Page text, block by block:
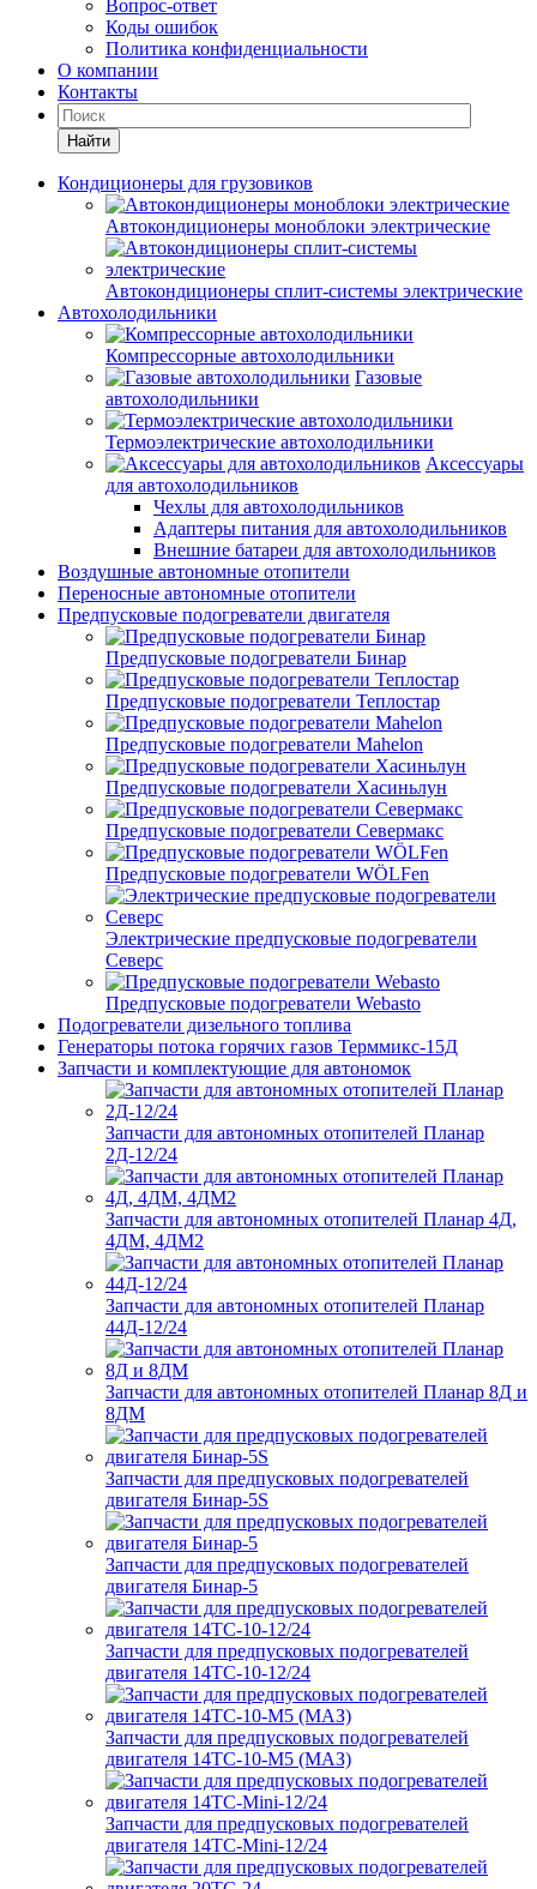
Вопрос-ответ
Коды ошибок
Политика конфиденциальности
О компании
Контакты
Найти
Кондиционеры для грузовиков
Автокондиционеры моноблоки электрические
Автокондиционеры сплит-системы электрические
Автохолодильники
Компрессорные автохолодильники
Газовые
автохолодильники
Термоэлектрические автохолодильники
Аксессуары
для автохолодильников
Чехлы для автохолодильников
Адаптеры питания для автохолодильников
Внешние батареи для автохолодильников
Воздушные автономные отопители
Переносные автономные отопители
Предпусковые подогреватели двигателя
Предпусковые подогреватели Бинар
Предпусковые подогреватели Теплостар
Предпусковые подогреватели Mahelon
Предпусковые подогреватели Хасиньлун
Предпусковые подогреватели Севермакс
Предпусковые подогреватели WÖLFen
Электрические предпусковые подогреватели
Северс
Предпусковые подогреватели Webasto
Подогреватели дизельного топлива
Генераторы потока горячих газов Терммикс-15Д
Запчасти и комплектующие для автономок
Запчасти для автономных отопителей Планар
2Д-12/24
Запчасти для автономных отопителей Планар 4Д,
4ДМ, 4ДМ2
Запчасти для автономных отопителей Планар
44Д-12/24
Запчасти для автономных отопителей Планар 8Д и
8ДМ
Запчасти для предпусковых подогревателей
двигателя Бинар-5S
Запчасти для предпусковых подогревателей
двигателя Бинар-5
Запчасти для предпусковых подогревателей
двигателя 14ТС-10-12/24
Запчасти для предпусковых подогревателей
двигателя 14ТС-10-М5 (МАЗ)
Запчасти для предпусковых подогревателей
двигателя 14ТС-Mini-12/24